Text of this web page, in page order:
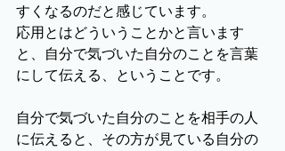
すくなるのだと感じています。
応用とはどういうことかと言います
と、自分で気づいた自分のことを言葉
にして伝える、ということです。
自分で気づいた自分のことを相手の人
に伝えると、その方が見ている自分の